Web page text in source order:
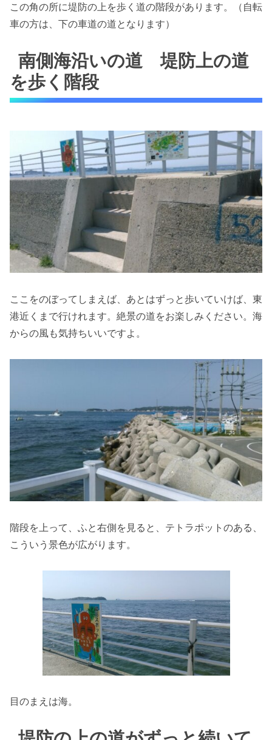
この角の所に堤防の上を歩く道の階段があります。（自転
車の方は、下の車道の道となります）
南側海沿いの道 堤防上の道
を歩く階段
ここをのぼってしまえば、あとはずっと歩いていけば、東
港近くまで行けれます。絶景の道をお楽しみください。海
からの風も気持ちいいですよ。
階段を上って、ふと右側を見ると、テトラポットのある、
こういう景色が広がります。
目のまえは海。